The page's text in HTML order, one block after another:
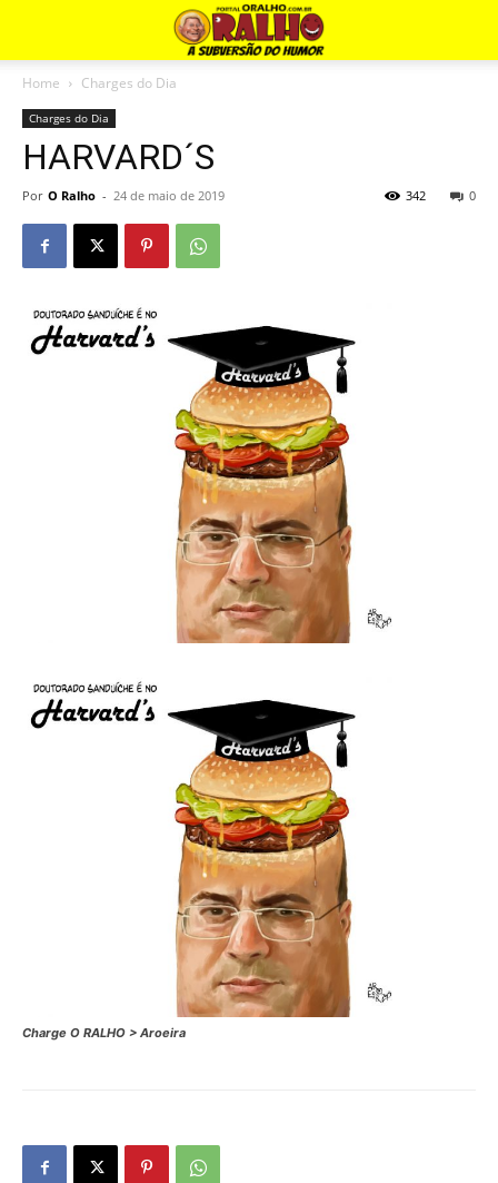
Home Charges do Dia
Charges do Dia
HARVARD´S
Por O Ralho - 24 de maio de 2019 0
342
Charge O RALHO > Aroeira